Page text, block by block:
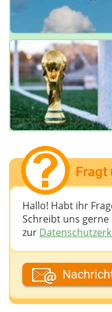
Fragt
Hallo! Habt ihr
Schreibt uns gerne
zur
Dein Fantasiename